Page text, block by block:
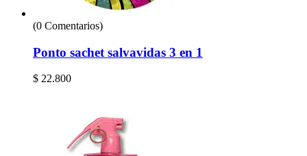
(0 Comentarios)
Ponto sachet salvavidas 3 en 1
$ 22.800